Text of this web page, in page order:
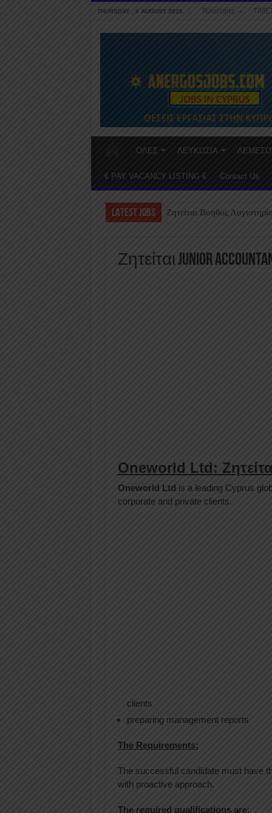
THURSDAY , 6 AUGUST 2026 Τελευταίες
ΟΛΕΣ ΛΕΥΚΩΣΙΑ
€ PAY VACANCY LISTING € Contact Us
LATEST JOBS Ζητείται Βοηθός
Ζητείται Junior
Oneworld Ltd:
Oneworld Ltd is a leading Cyprus
corporate and private clients.
clients
preparing management reports
The Requirements:
The successful candidate must have
with proactive approach.
The required qualifications are: